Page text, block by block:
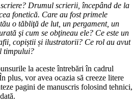
Drumul scrierii, începând de la
fonetică. Care au fost primele
o tăbliţă de lut, un pergament, un
şi cum se obţineau ele? Ce este un
copiștii și ilustratorii? Ce rol au avut
timpului?
la aceste întrebări în cadrul
plus, vor avea ocazia să creeze litere
pagini de manuscris folosind tehnici,